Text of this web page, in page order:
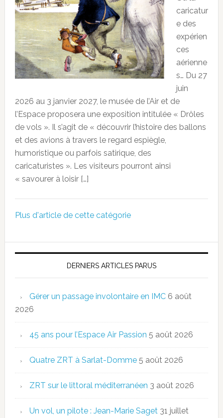
caricatur
e des
expérien
ces
aérienne
s… Du 27
juin
2026 au 3 janvier 2027, le musée de l’Air et de
l’Espace proposera une exposition intitulée « Drôles
de vols ». Il s’agit de « découvrir l’histoire des ballons
et des avions à travers le regard espiègle,
humoristique ou parfois satirique, des
caricaturistes ». Les visiteurs pourront ainsi
« savourer à loisir […]
Plus d'article de cette catégorie
DERNIERS ARTICLES PARUS
Gérer un passage involontaire en IMC 6 août
2026
45 ans pour l’Espace Air Passion 5 août 2026
Quatre ZRT à Sarlat-Domme 5 août 2026
ZRT sur le littoral méditerranéen 3 août 2026
Un vol, un pilote : Jean-Marie Saget 31 juillet